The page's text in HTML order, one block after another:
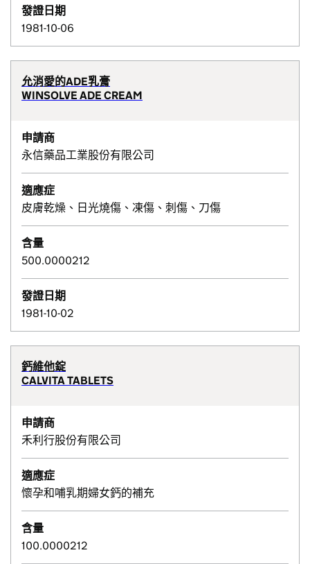
發證日期
1981-10-06
允消愛的ADE乳膏
WINSOLVE ADE CREAM
申請商
永信藥品工業股份有限公司
適應症
皮膚乾燥、日光燒傷、凍傷、刺傷、刀傷
含量
500.0000212
發證日期
1981-10-02
鈣維他錠
CALVITA TABLETS
申請商
禾利行股份有限公司
適應症
懷孕和哺乳期婦女鈣的補充
含量
100.0000212